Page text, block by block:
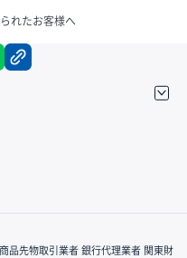
れたお客様へ
facebook
品先物取引業者 銀行代理業者 関東財